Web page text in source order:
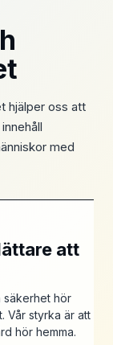
hjälper oss att
med
att
säkerhet hör
Vår styrka är att
hör hemma.